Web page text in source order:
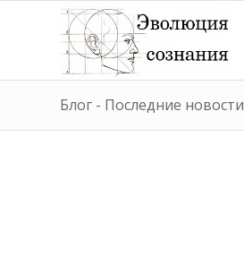
Блог - Последние новости